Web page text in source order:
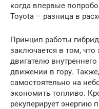
когда впервые
Toyota – разница в
Принцип работы
заключается в том,
двигателю
движении в гору.
самостоятельно на
экономить топливо.
рекуперирует энергию